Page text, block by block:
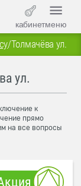
кабинетменю
/Толмачёва ул.
ул.
к
прямо
на все вопросы